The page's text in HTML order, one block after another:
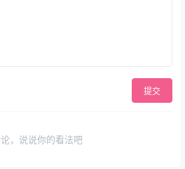
提交
，说说你的看法吧